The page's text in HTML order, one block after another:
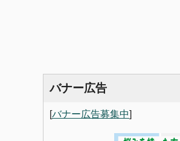
バナー広告
[バナー広告募集中]